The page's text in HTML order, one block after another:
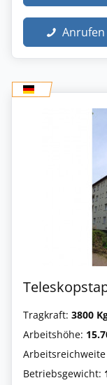
Anrufen
Tragkraft: 3800
Arbeitshöhe:
Betriebsgewicht: